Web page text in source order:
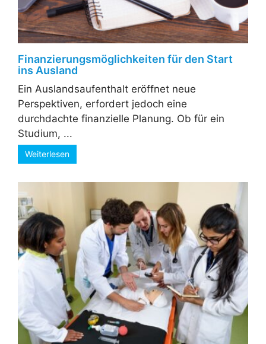
Finanzierungsmöglichkeiten für den Start
ins Ausland
Ein Auslandsaufenthalt eröffnet neue
Perspektiven, erfordert jedoch eine
durchdachte finanzielle Planung. Ob für ein
Studium, ...
Weiterlesen